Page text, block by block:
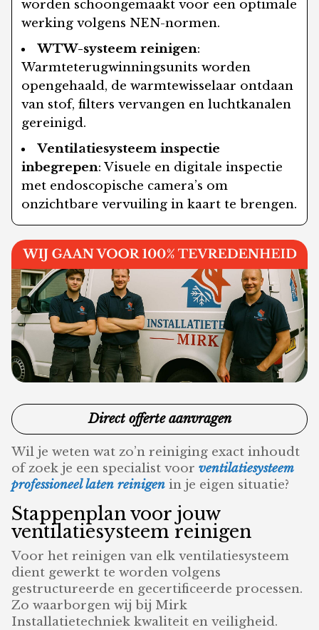
worden schoongemaakt voor een optimale
werking volgens NEN-normen.
WTW-systeem reinigen:
Warmteterugwinningsunits worden
opengehaald, de warmtewisselaar ontdaan
van stof, filters vervangen en luchtkanalen
gereinigd.
Ventilatiesysteem inspectie
inbegrepen: Visuele en digitale inspectie
met endoscopische camera’s om
onzichtbare vervuiling in kaart te brengen.
Direct offerte aanvragen
Wil je weten wat zo’n reiniging exact inhoudt
of zoek je een specialist voorventilatiesysteem
professioneel laten reinigen in je eigen situatie?
Stappenplan voor jouw
ventilatiesysteem reinigen
Voor het reinigen van elk ventilatiesysteem
dient gewerkt te worden volgens
gestructureerde en gecertificeerde processen.
Zo waarborgen wij bij Mirk
Installatietechniek kwaliteit en veiligheid.